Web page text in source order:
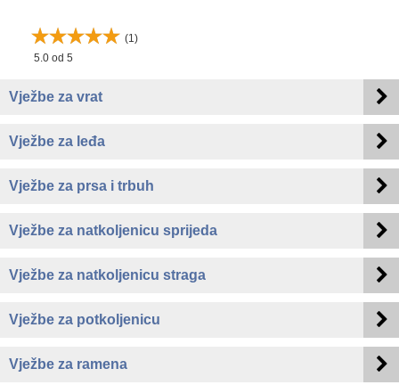
(1)
5.0 od 5
Vježbe za vrat
Vježbe za leđa
Vježbe za prsa i trbuh
Vježbe za natkoljenicu sprijeda
Vježbe za natkoljenicu straga
Vježbe za potkoljenicu
Vježbe za ramena